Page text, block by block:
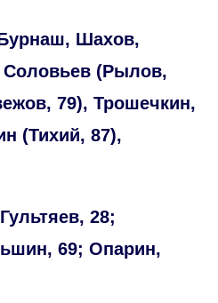
Шахов,
Соловьев (Рылов,
79), Трошечкин,
(Тихий, 87),
28;
69; Опарин,